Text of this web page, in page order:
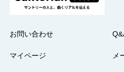
お問い合わせ
マイページ メ